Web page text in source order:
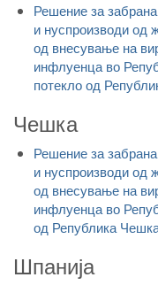
Решение за
и нуспроизводи од
од внесување на
инфлуенца во
потекло од
Чешка
Решение за
и нуспроизводи од
од внесување на
инфлуенца во
од Република
Шпанија